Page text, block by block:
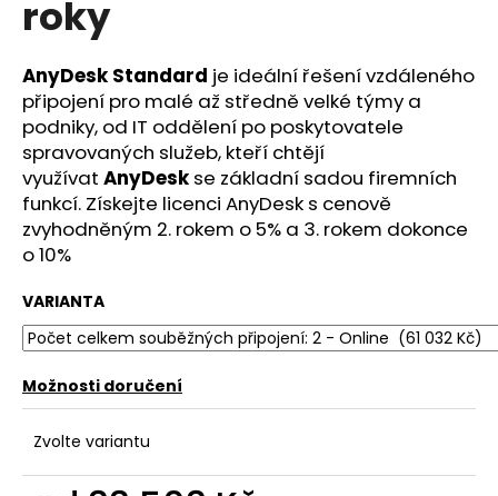
roky
AnyDesk Standard je ideální řešení vzdáleného
připojení pro malé až středně velké týmy a
podniky, od IT oddělení po poskytovatele
spravovaných služeb, kteří chtějí
využívat AnyDesk se základní sadou firemních
funkcí. Získejte licenci AnyDesk s cenově
zvyhodněným 2. rokem o 5% a 3. rokem dokonce
o 10%
VARIANTA
Možnosti doručení
Zvolte variantu
a
í
t
?
D
o
p
o
u